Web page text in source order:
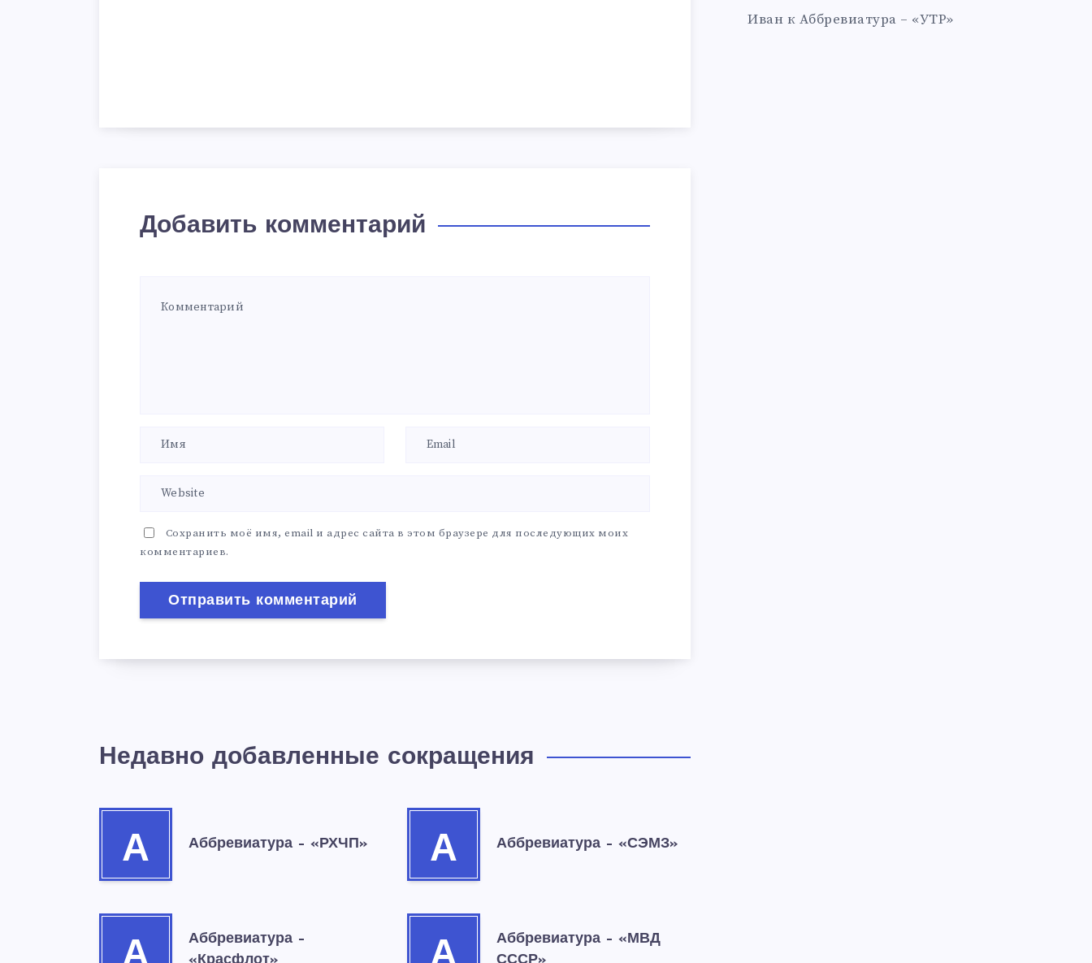
Добавить комментарий
Сохранить моё имя, email и адрес сайта в этом браузере для последующих моих
комментариев.
Недавно добавленные сокращения
А Аббревиатура – «РХЧП» А Аббревиатура – «СЭМЗ»
Аббревиатура –
«Красфлот»
Аббревиатура – «МВД
СССР»
Иван к Аббревиатура – «УТР»